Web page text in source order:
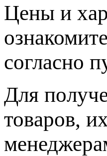
Цeны и
согласно
Для
товaров,